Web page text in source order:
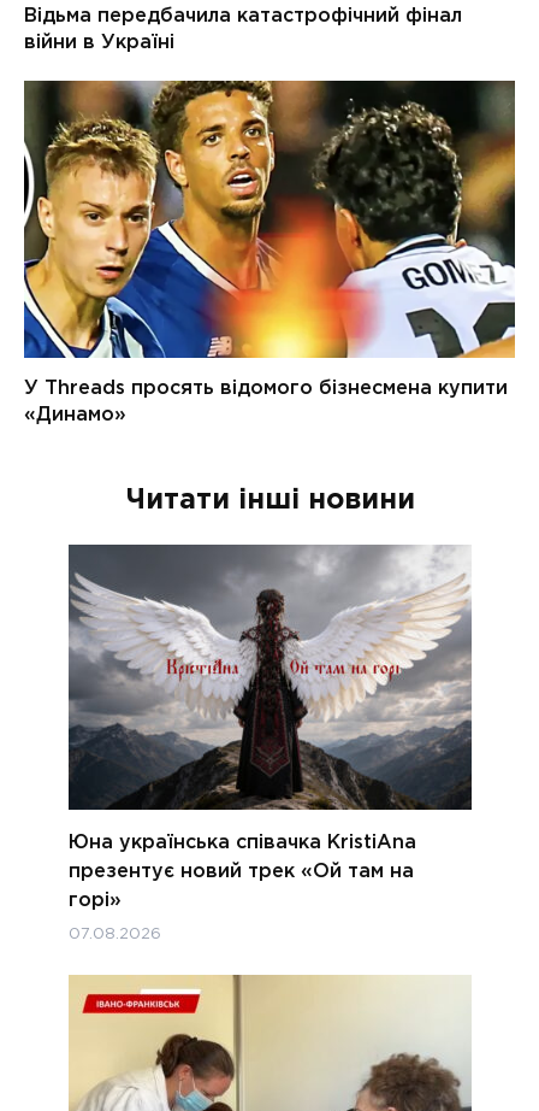
Читати інші новини
Юна українська співачка KristiAna
презентує новий трек «Ой там на
горі»
07.08.2026